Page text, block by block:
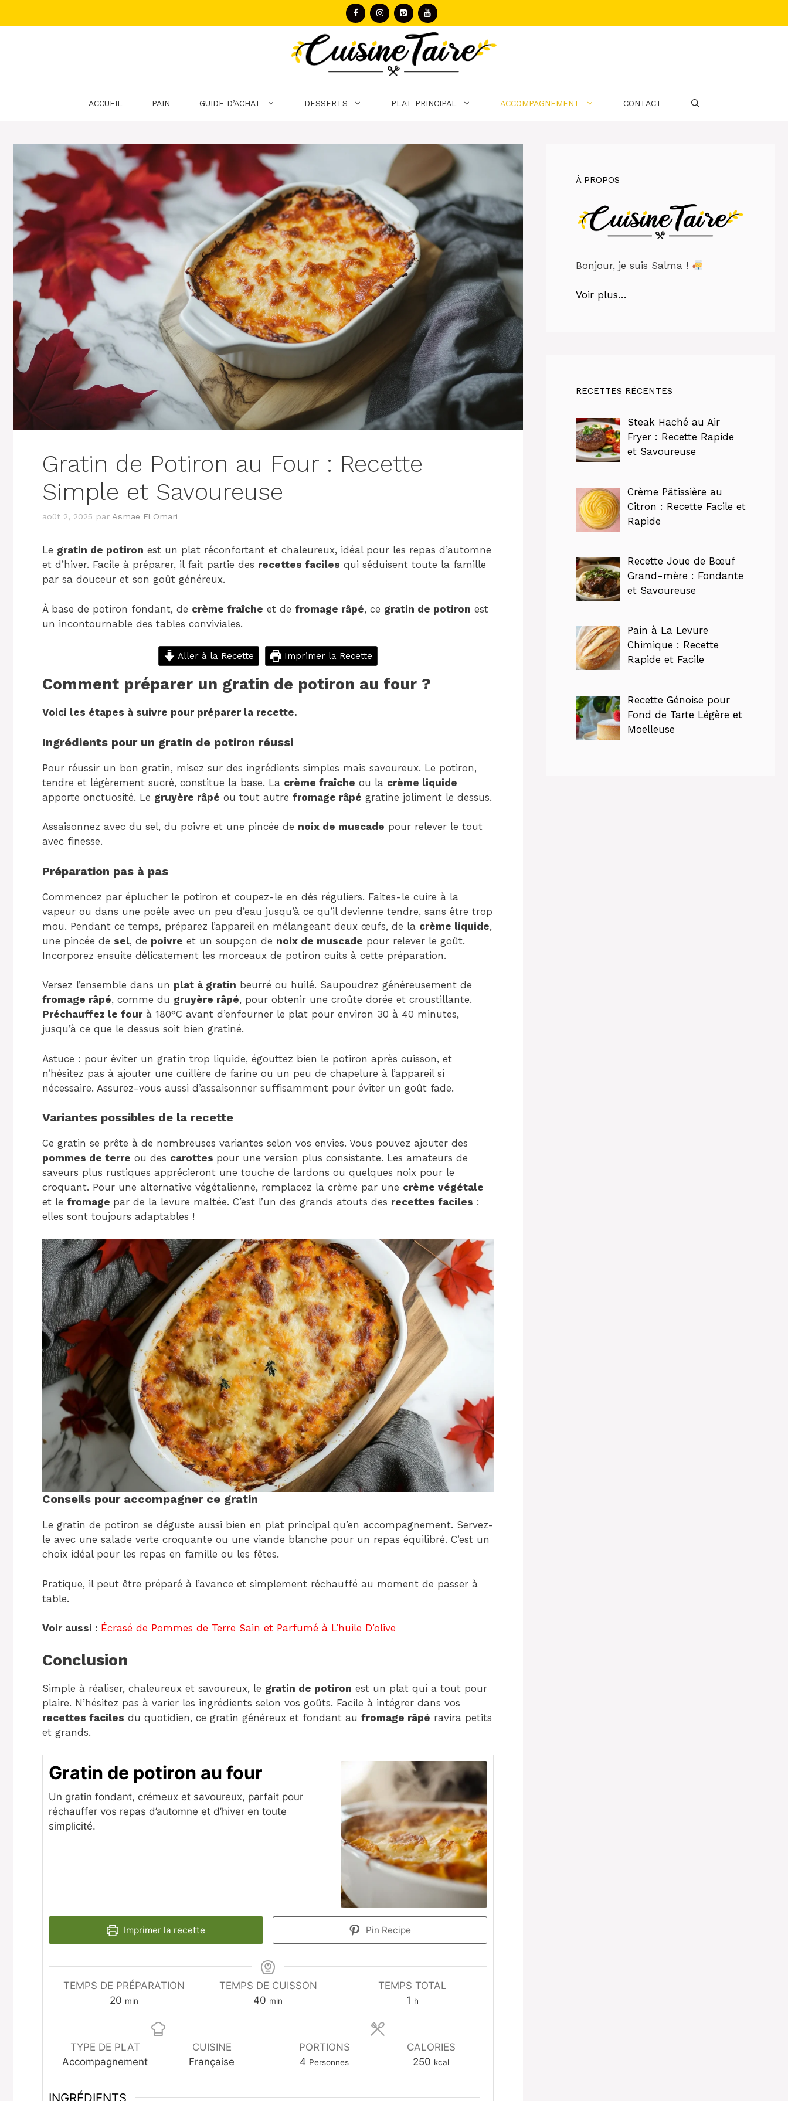
ACCUEIL PAIN GUIDE D’ACHAT DESSERTS PLAT PRINCIPAL ACCOMPAGNEMENT CONTACT
Gratin de Potiron au Four : Recette
Simple et Savoureuse
août 2, 2025 par Asmae El Omari
Le gratin de potiron est un plat réconfortant et chaleureux, idéal pour les repas d’automne
et d’hiver. Facile à préparer, il fait partie des recettes faciles qui séduisent toute la famille
par sa douceur et son goût généreux.
À base de potiron fondant, de crème fraîche et de fromage râpé, ce gratin de potiron est
un incontournable des tables conviviales.
Aller à la Recette Imprimer la Recette
Comment préparer un gratin de potiron au four ?
Voici les étapes à suivre pour préparer la recette.
Ingrédients pour un gratin de potiron réussi
Pour réussir un bon gratin, misez sur des ingrédients simples mais savoureux. Le potiron,
tendre et légèrement sucré, constitue la base. La crème fraîche ou la crème liquide
apporte onctuosité. Le gruyère râpé ou tout autre fromage râpé gratine joliment le dessus.
Assaisonnez avec du sel, du poivre et une pincée de noix de muscade pour relever le tout
avec finesse.
Préparation pas à pas
Commencez par éplucher le potiron et coupez-le en dés réguliers. Faites-le cuire à la
vapeur ou dans une poêle avec un peu d’eau jusqu’à ce qu’il devienne tendre, sans être trop
mou. Pendant ce temps, préparez l’appareil en mélangeant deux œufs, de la crème liquide,
une pincée de sel, de poivre et un soupçon de noix de muscade pour relever le goût.
Incorporez ensuite délicatement les morceaux de potiron cuits à cette préparation.
Versez l’ensemble dans un plat à gratin beurré ou huilé. Saupoudrez généreusement de
fromage râpé, comme du gruyère râpé, pour obtenir une croûte dorée et croustillante.
Préchauffez le fourà 180°C avant d’enfourner le plat pour environ 30 à 40 minutes,
jusqu’à ce que le dessus soit bien gratiné.
Astuce : pour éviter un gratin trop liquide, égouttez bien le potiron après cuisson, et
n’hésitez pas à ajouter une cuillère de farine ou un peu de chapelure à l’appareil si
nécessaire. Assurez-vous aussi d’assaisonner suffisamment pour éviter un goût fade.
Variantes possibles de la recette
Ce gratin se prête à de nombreuses variantes selon vos envies. Vous pouvez ajouter des
pommes de terre ou des carottes pour une version plus consistante. Les amateurs de
saveurs plus rustiques apprécieront une touche de lardons ou quelques noix pour le
croquant. Pour une alternative végétalienne, remplacez la crème par une crème végétale
et le fromage par de la levure maltée. C’est l’un des grands atouts des recettes faciles :
elles sont toujours adaptables !
Conseils pour accompagner ce gratin
Le gratin de potiron se déguste aussi bien en plat principal qu’en accompagnement. Servez-
le avec une salade verte croquante ou une viande blanche pour un repas équilibré. C’est un
choix idéal pour les repas en famille ou les fêtes.
Pratique, il peut être préparé à l’avance et simplement réchauffé au moment de passer à
table.
Voir aussi : Écrasé de Pommes de Terre Sain et Parfumé à L’huile D’olive
Conclusion
Simple à réaliser, chaleureux et savoureux, le gratin de potiron est un plat qui a tout pour
plaire. N’hésitez pas à varier les ingrédients selon vos goûts. Facile à intégrer dans vos
recettes faciles du quotidien, ce gratin généreux et fondant au fromage râpé ravira petits
et grands.
Gratin de potiron au four
Un gratin fondant, crémeux et savoureux, parfait pour
réchauffer vos repas d’automne et d’hiver en toute
simplicité.
Imprimer la recette Pin Recipe
TEMPS DE PRÉPARATION
20minutes
min
TEMPS DE CUISSON
40 minutes
min
TEMPS TOTAL
1 heure
h
TYPE DE PLAT
Accompagnement
CUISINE
Française
PORTIONS
4 Personnes
CALORIES
250 kcal
INGRÉDIENTS
À PROPOS
Bonjour, je suis Salma !
Voir plus…
RECETTES RÉCENTES
Steak Haché au Air
Fryer : Recette Rapide
et Savoureuse
Crème Pâtissière au
Citron : Recette Facile et
Rapide
Recette Joue de Bœuf
Grand-mère : Fondante
et Savoureuse
Pain à La Levure
Chimique : Recette
Rapide et Facile
Recette Génoise pour
Fond de Tarte Légère et
Moelleuse